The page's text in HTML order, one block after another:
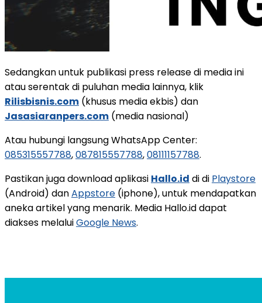
Sedangkan untuk publikasi press release di media ini
atau serentak di puluhan media lainnya, klik
Rilisbisnis.com (khusus media ekbis) dan
Jasasiaranpers.com (media nasional)
Atau hubungi langsung WhatsApp Center:
085315557788,087815557788,08111157788.
Pastikan juga download aplikasi Hallo.id di di Playstore
(Android) danAppstore (iphone), untuk mendapatkan
aneka artikel yang menarik. Media Hallo.id dapat
diakses melaluiGoogle News.